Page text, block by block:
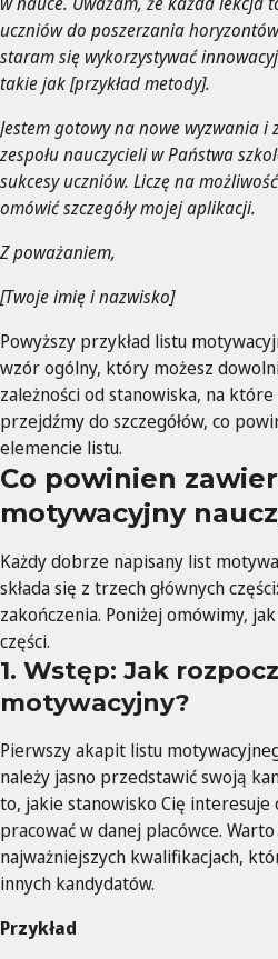
uczniów do poszerzania
staram się wykorzystywać
takie jak [przykład metody].
Jestem gotowy na nowe wyzwania i
zespołu nauczycieli w Państwa
sukcesy uczniów. Liczę na
omówić szczegóły mojej aplikacji.
Z poważaniem,
[Twoje imię i nazwisko]
Powyższy przykład listu
wzór ogólny, który możesz
zależności od stanowiska, na
przejdźmy do szczegółów, co
elemencie listu.
Co powinien
motywacyjny
Każdy dobrze napisany list
składa się z trzech głównych
zakończenia. Poniżej omówimy,
części.
1. Wstęp: Jak
motywacyjny?
Pierwszy akapit listu
należy jasno przedstawić swoją
to, jakie stanowisko Cię interesuje
pracować w danej placówce.
najważniejszych kwalifikacjach,
innych kandydatów.
Przykład